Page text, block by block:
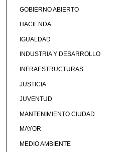
GOBIERNO ABIERTO
HACIENDA
IGUALDAD
INDUSTRIA Y DESARROLLO
INFRAESTRUCTURAS
JUSTICIA
JUVENTUD
MANTENIMIENTO CIUDAD
MAYOR
MEDIO AMBIENTE